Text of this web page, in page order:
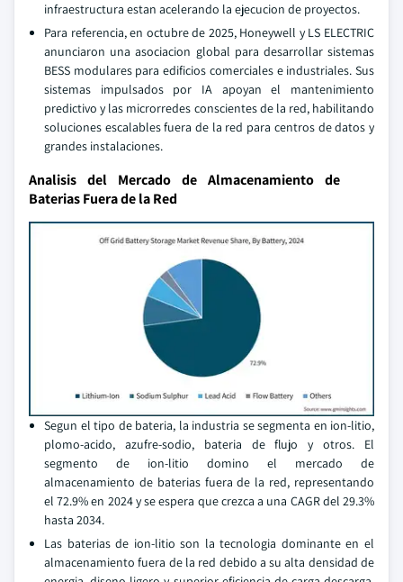
infraestructura estan acelerando la ejecucion de proyectos.
Para referencia, en octubre de 2025, Honeywell y LS ELECTRIC
anunciaron una asociacion global para desarrollar sistemas
BESS modulares para edificios comerciales e industriales. Sus
sistemas impulsados por IA apoyan el mantenimiento
predictivo y las microrredes conscientes de la red, habilitando
soluciones escalables fuera de la red para centros de datos y
grandes instalaciones.
Analisis del Mercado de Almacenamiento de
Baterias Fuera de la Red
Segun el tipo de bateria, la industria se segmenta en ion-litio,
plomo-acido, azufre-sodio, bateria de flujo y otros. El
segmento de ion-litio domino el mercado de
almacenamiento de baterias fuera de la red, representando
el 72.9% en 2024 y se espera que crezca a una CAGR del 29.3%
hasta 2034.
Las baterias de ion-litio son la tecnologia dominante en el
almacenamiento fuera de la red debido a su alta densidad de